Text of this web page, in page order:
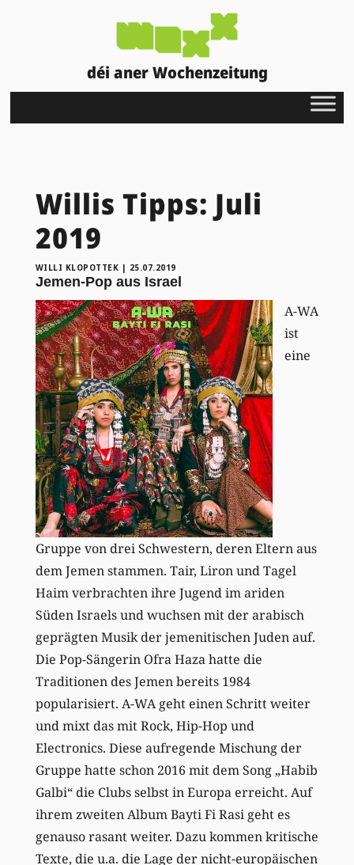
déi aner Wochenzeitung
Willis Tipps: Juli
2019
WILLI KLOPOTTEK | 25.07.2019
Jemen-Pop aus Israel
A-WA
ist
eine
Gruppe von drei Schwestern, deren Eltern aus
dem Jemen stammen. Tair, Liron und Tagel
Haim verbrachten ihre Jugend im ariden
Süden Israels und wuchsen mit der arabisch
geprägten Musik der jemenitischen Juden auf.
Die Pop-Sängerin Ofra Haza hatte die
Traditionen des Jemen bereits 1984
popularisiert. A-WA geht einen Schritt weiter
und mixt das mit Rock, Hip-Hop und
Electronics. Diese aufregende Mischung der
Gruppe hatte schon 2016 mit dem Song „Habib
Galbi“ die Clubs selbst in Europa erreicht. Auf
ihrem zweiten Album Bayti Fi Rasi geht es
genauso rasant weiter. Dazu kommen kritische
Texte, die u.a. die Lage der nicht-europäischen